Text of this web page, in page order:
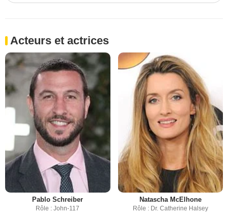
Acteurs et actrices
Pablo Schreiber
Rôle : John-117
Natascha McElhone
Rôle : Dr. Catherine Halsey